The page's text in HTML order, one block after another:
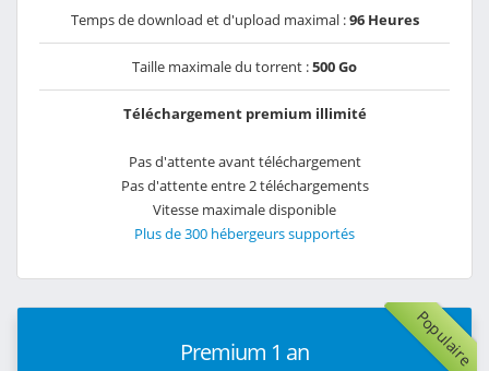
Temps de download et d'upload maximal :96 Heures
Taille maximale du torrent :500 Go
Téléchargement premium illimité
Pas d'attente avant téléchargement
Pas d'attente entre 2 téléchargements
Vitesse maximale disponible
Plus de 300 hébergeurs supportés
Populaire
Premium 1 an